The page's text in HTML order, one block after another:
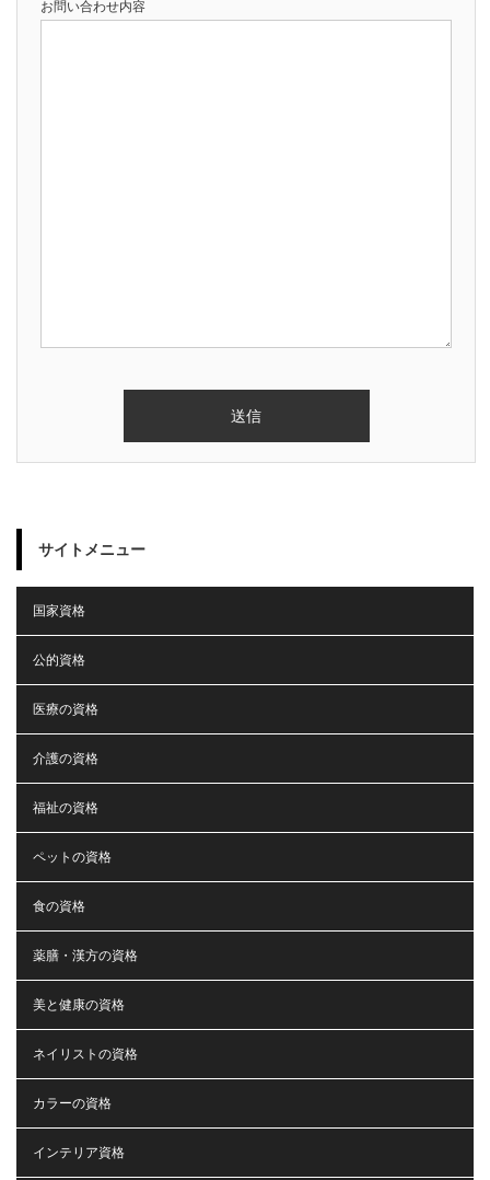
お問い合わせ内容
サイトメニュー
国家資格
公的資格
医療の資格
介護の資格
福祉の資格
ペットの資格
食の資格
薬膳・漢方の資格
美と健康の資格
ネイリストの資格
カラーの資格
インテリア資格